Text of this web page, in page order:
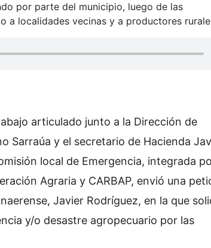
por parte del municipio, luego de las
a localidades vecinas y a productores
articulado junto a la Dirección de
Sarraúa y el secretario de Hacienda
local de Emergencia, integrada
Agraria y CARBAP, envió una
Javier Rodríguez, en la que
y/o desastre agropecuario por las